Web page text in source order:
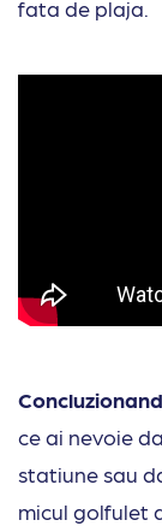
fata de plaja.
Concluzionand
ce ai nevoie
statiune sau
micul golfulet